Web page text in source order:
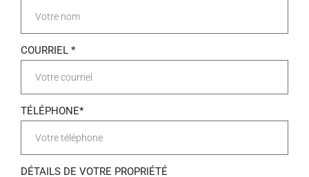
COURRIEL *
TÉLÉPHONE*
DÉTAILS DE VOTRE PROPRIÉTÉ